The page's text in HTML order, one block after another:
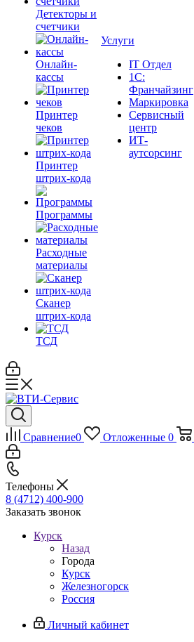
Детекторы и
счетчики
Онлайн-
кассы
Принтер
чеков
Принтер
штрих-кода
Программы
Расходные
материалы
Сканер
штрих-кода
ТСД
Услуги
IT Отдел
1С:
Франчайзинг
Маркировка
Сервисный
центр
ИТ-
аутсорсинг
Сравнение0 Отложенные 0
Телефоны
8 (4712) 400-900
Заказать звонок
Курск
Назад
Города
Курск
Железногорск
Россия
Личный кабинет